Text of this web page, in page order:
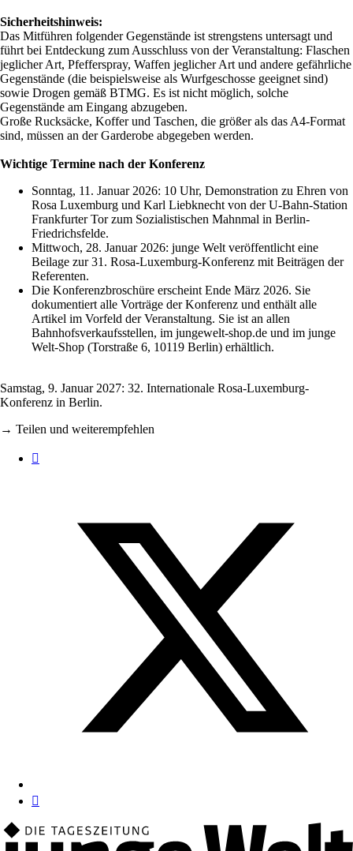
Sicherheitshinweis:
Das Mitführen folgender Gegenstände ist strengstens untersagt und
führt bei Entdeckung zum Ausschluss von der Veranstaltung: Flaschen
jeglicher Art, Pfefferspray, Waffen jeglicher Art und andere gefährliche
Gegenstände (die beispielsweise als Wurfgeschosse geeignet sind)
sowie Drogen gemäß BTMG. Es ist nicht möglich, solche
Gegenstände am Eingang abzugeben.
Große Rucksäcke, Koffer und Taschen, die größer als das A4-Format
sind, müssen an der Garderobe abgegeben werden.
Wichtige Termine nach der Konferenz
Sonntag, 11. Januar 2026: 10 Uhr, Demonstration zu Ehren von
Rosa Luxemburg und Karl Liebknecht von der U-Bahn-Station
Frankfurter Tor zum Sozialistischen Mahnmal in Berlin-
Friedrichsfelde.
Mittwoch, 28. Januar 2026: junge Welt veröffentlicht eine
Beilage zur 31. Rosa-Luxemburg-Konferenz mit Beiträgen der
Referenten.
Die Konferenzbroschüre erscheint Ende März 2026. Sie
dokumentiert alle Vorträge der Konferenz und enthält alle
Artikel im Vorfeld der Veranstaltung. Sie ist an allen
Bahnhofsverkaufsstellen, im jungewelt-shop.de und im junge
Welt-Shop (Torstraße 6, 10119 Berlin) erhältlich.
Samstag, 9. Januar 2027: 32. Internationale Rosa-Luxemburg-
Konferenz in Berlin.
→ Teilen und weiterempfehlen